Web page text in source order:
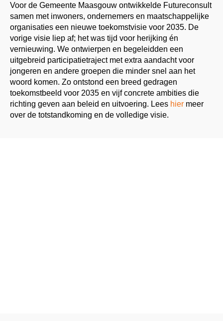
Voor de Gemeente Maasgouw ontwikkelde Futureconsult
samen met inwoners, ondernemers en maatschappelijke
organisaties een nieuwe toekomstvisie voor 2035. De
vorige visie liep af; het was tijd voor herijking én
vernieuwing. We ontwierpen en begeleidden een
uitgebreid participatietraject met extra aandacht voor
jongeren en andere groepen die minder snel aan het
woord komen. Zo ontstond een breed gedragen
toekomstbeeld voor 2035 en vijf concrete ambities die
richting geven aan beleid en uitvoering. Lees hier meer
over de totstandkoming en de volledige visie.